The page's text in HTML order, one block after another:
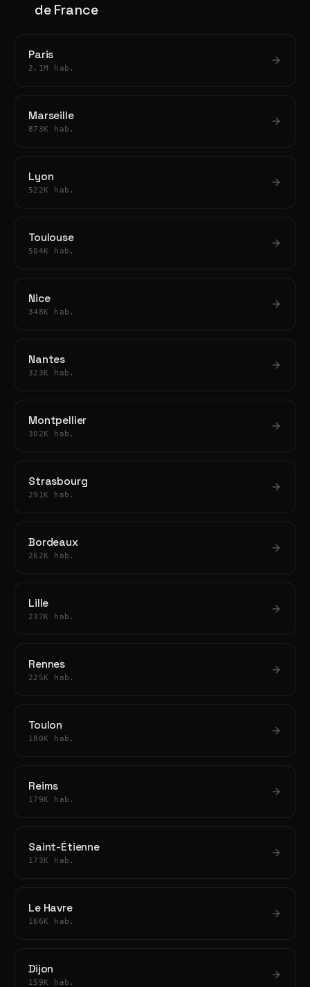
de France
Paris
2.1M hab.
Marseille
873K hab.
Lyon
522K hab.
Toulouse
504K hab.
Nice
348K hab.
Nantes
323K hab.
Montpellier
302K hab.
Strasbourg
291K hab.
Bordeaux
262K hab.
Lille
237K hab.
Rennes
225K hab.
Toulon
180K hab.
Reims
179K hab.
Saint-Étienne
173K hab.
Le Havre
166K hab.
Dijon
159K hab.